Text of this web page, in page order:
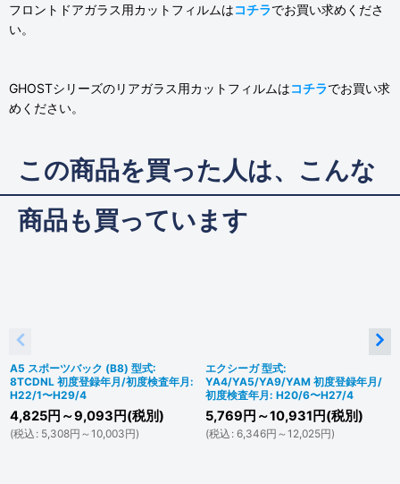
フロントドアガラス用カットフィルムはコチラでお買い求めくださ
い。
GHOSTシリーズのリアガラス用カットフィルムはコチラでお買い求
めください。
この商品を買った人は、こんな
商品も買っています
A5 スポーツバック (B8) 型式:
8TCDNL 初度登録年月/初度検査年月:
H22/1〜H29/4
4,825円 ～9,093 円(税別)
(税込 : 5,308円 ～10,003円)
エクシーガ 型式:
YA4/YA5/YA9/YAM 初度登録年月/
初度検査年月: H20/6〜H27/4
5,769 円 ～10,931 円(税別)
(税込 : 6,346円 ～12,025円)